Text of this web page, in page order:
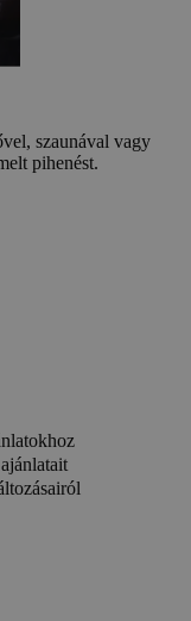
szaunával vagy
pihenést.